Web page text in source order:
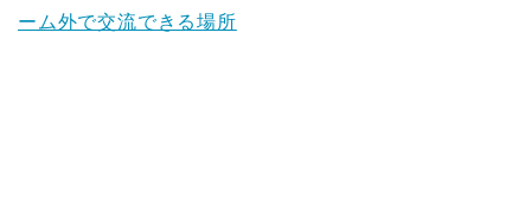
ーム外で交流できる場所